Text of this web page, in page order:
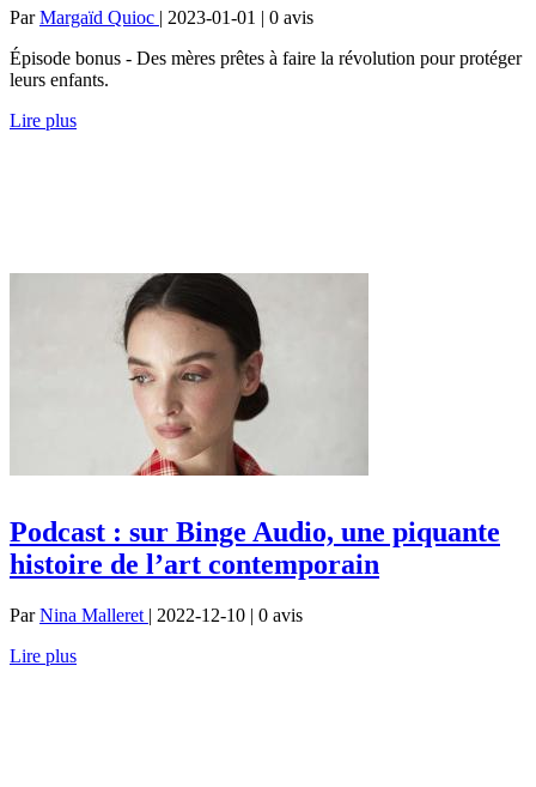
ParMargaïd Quioc | 2023-01-01 | 0 avis
Épisode bonus - Des mères prêtes à faire la révolution pour protéger
leurs enfants.
Lire plus
Podcast : sur Binge Audio, une piquante
histoire de l’art contemporain
ParNina Malleret | 2022-12-10 | 0 avis
Lire plus